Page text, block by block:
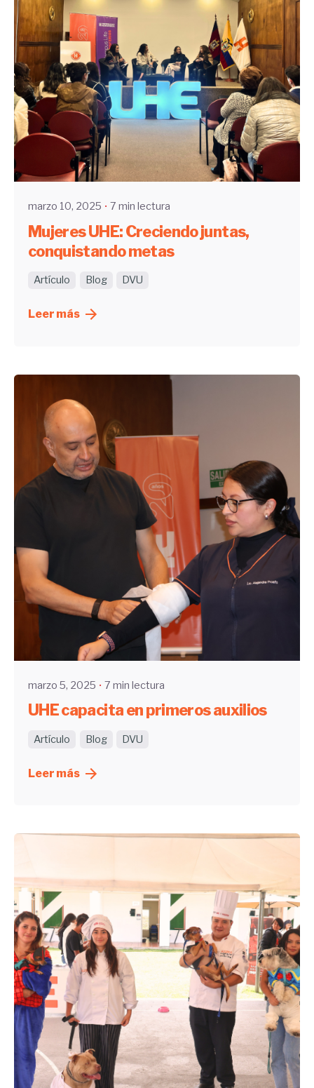
Enviado por
UHE
marzo 10, 2025 7 min lectura
Mujeres UHE: Creciendo juntas,
conquistando metas
Artículo Blog DVU
Leer más
Enviado por
UHE
marzo 5, 2025 7 min lectura
UHE capacita en primeros auxilios
Artículo Blog DVU
Leer más
Enviado por